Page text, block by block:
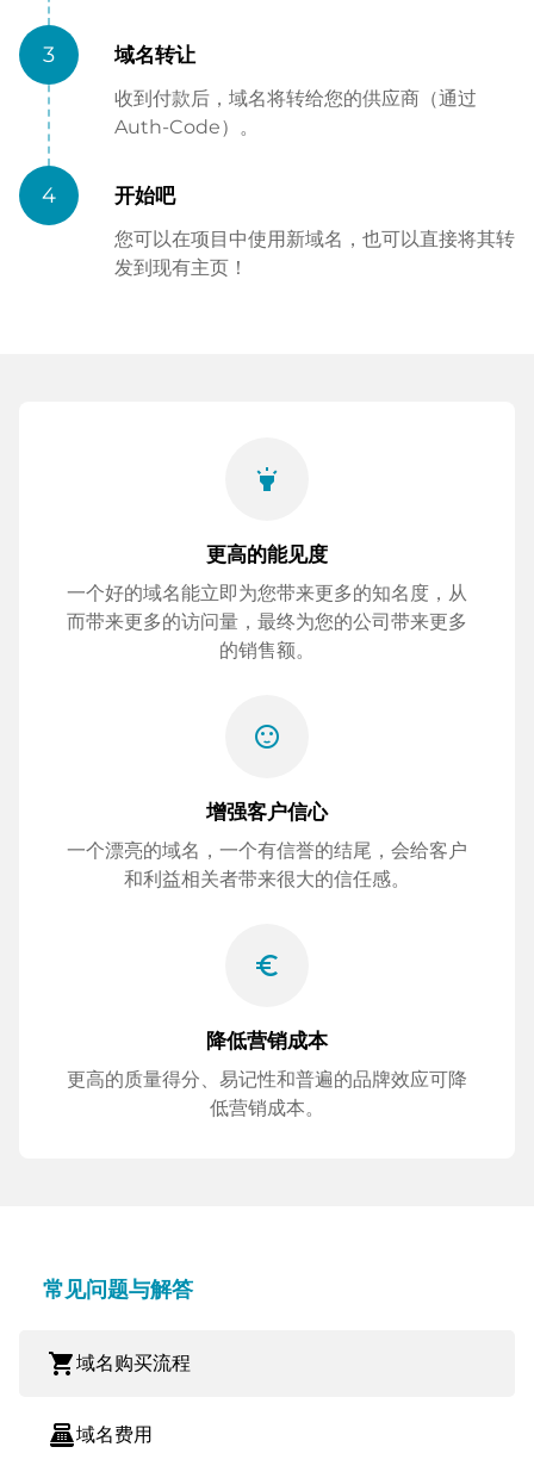
3 域名转让
收到付款后，域名将转给您的供应商（通过
Auth-Code）。
4 开始吧
您可以在项目中使用新域名，也可以直接将其转
发到现有主页！
highlight
更高的能见度
一个好的域名能立即为您带来更多的知名度，从
而带来更多的访问量，最终为您的公司带来更多
的销售额。
sentiment_satisfied
增强客户信心
一个漂亮的域名，一个有信誉的结尾，会给客户
和利益相关者带来很大的信任感。
euro_symbol
降低营销成本
更高的质量得分、易记性和普遍的品牌效应可降
低营销成本。
常见问题与解答
shopping_cart域名购买流程
point_of_sale域名费用